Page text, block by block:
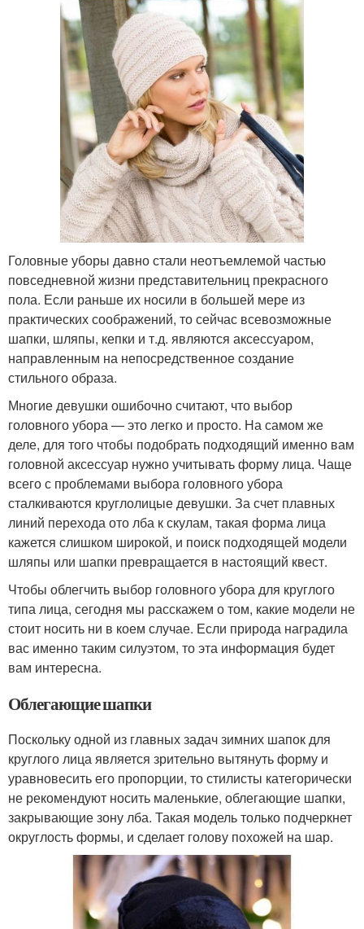
Головные уборы давно стали неотъемлемой частью
повседневной жизни представительниц прекрасного
пола. Если раньше их носили в большей мере из
практических соображений, то сейчас всевозможные
шапки, шляпы, кепки и т.д. являются аксессуаром,
направленным на непосредственное создание
стильного образа.
Многие девушки ошибочно считают, что выбор
головного убора — это легко и просто. На самом же
деле, для того чтобы подобрать подходящий именно вам
головной аксессуар нужно учитывать форму лица. Чаще
всего с проблемами выбора головного убора
сталкиваются круглолицые девушки. За счет плавных
линий перехода ото лба к скулам, такая форма лица
кажется слишком широкой, и поиск подходящей модели
шляпы или шапки превращается в настоящий квест.
Чтобы облегчить выбор головного убора для круглого
типа лица, сегодня мы расскажем о том, какие модели не
стоит носить ни в коем случае. Если природа наградила
вас именно таким силуэтом, то эта информация будет
вам интересна.
Облегающие шапки
Поскольку одной из главных задач зимних шапок для
круглого лица является зрительно вытянуть форму и
уравновесить его пропорции, то стилисты категорически
не рекомендуют носить маленькие, облегающие шапки,
закрывающие зону лба. Такая модель только подчеркнет
округлость формы, и сделает голову похожей на шар.